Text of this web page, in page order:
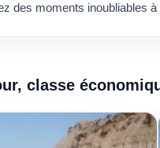
des moments inoubliables à
classe